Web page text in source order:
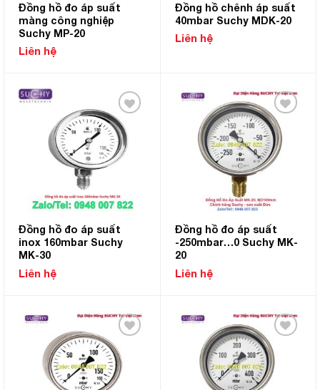
Đồng hồ đo áp suất
màng công nghiệp
Suchy MP-20
Liên hệ
Đồng hồ chênh áp suất
40mbar Suchy MDK-20
Liên hệ
Add to
Wishlist
Đồng hồ đo áp suất
inox 160mbar Suchy
MK-30
Liên hệ
Add to
Wishlist
Đồng hồ đo áp suất
-250mbar…0 Suchy MK-
20
Liên hệ
Add to
Wishlist
Add to
Wishlist